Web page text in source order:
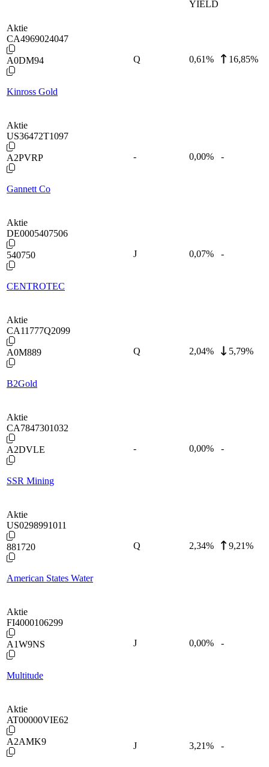
YIELD
Aktie
CA4969024047
A0DM94
Kinross Gold
Q 0,61% 16,85%
Aktie
US36472T1097
A2PVRP
Gannett Co
- 0,00% -
Aktie
DE0005407506
540750
CENTROTEC
J 0,07% -
Aktie
CA11777Q2099
A0M889
B2Gold
Q 2,04% 5,79%
Aktie
CA7847301032
A2DVLE
SSR Mining
- 0,00% -
Aktie
US0298991011
881720
American States Water
Q 2,34% 9,21%
Aktie
FI4000106299
A1W9NS
Multitude
J 0,00% -
Aktie
AT00000VIE62
A2AMK9 J 3,21% -